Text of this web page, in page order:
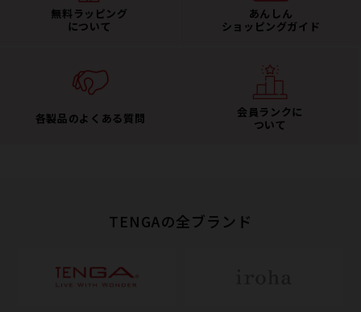
無料ラッピング
について
あんしん
ショッピングガイド
各製品のよくある質問
会員ランクに
ついて
TENGAの全ブランド